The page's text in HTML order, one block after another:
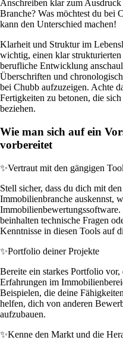
Anschreiben klar zum
Branche? Was möchtest du bei
kann den Unterschied machen!
Klarheit und Struktur im
wichtig, einen klar
berufliche Entwicklung
Überschriften und
bei Chubb aufzuzeigen. Achte
Fertigkeiten zu betonen, die
beziehen.
Wie man sich auf ein
vorbereitet
✨Vertraut mit den gängigen
Stell sicher, dass du dich mit
Immobilienbranche auskennst,
beinhalten technische Fragen
Kenntnisse in diesen Tools auf
✨Portfolio deiner Projekte
Bereite ein starkes Portfolio
Erfahrungen im
Beispielen, die deine
helfen, dich von anderen
aufzubauen.
✨Kenne den Markt und die